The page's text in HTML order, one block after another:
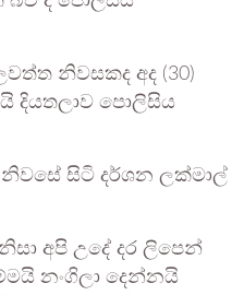
නිවසකද අද (30)
දියතලාව පොලිසිය
නිවසේ සිටි දර්ශන ලක්මාල්
අපි උදේ දර ලිපෙන්
නංගිලා දෙන්නයි